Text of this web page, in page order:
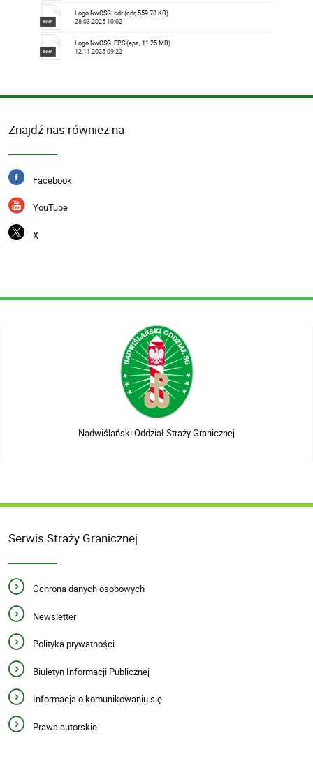
Logo NwOSG .cdr (cdr, 559.78 KB)
28.03.2025 10:02
Logo NwOSG .EPS (eps, 11.25 MB)
12.11.2025 09:22
Znajdź nas również na
Facebook
YouTube
X
Nadwiślański Oddział Straży Granicznej
Serwis Straży Granicznej
Ochrona danych osobowych
Newsletter
Polityka prywatności
Biuletyn Informacji Publicznej
Informacja o komunikowaniu się
Prawa autorskie